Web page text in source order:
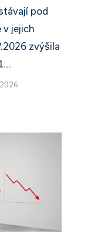
pod
v jejich
zvýšila